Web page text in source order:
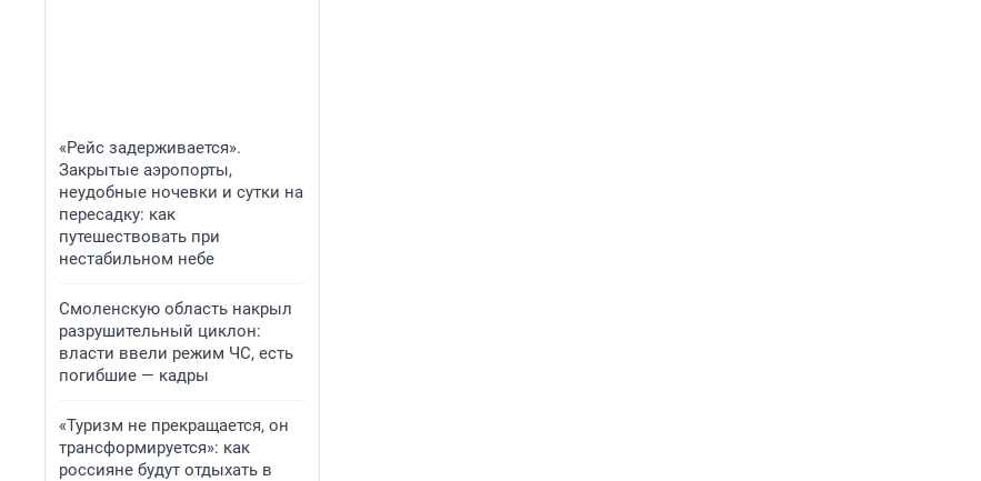
«Рейс задерживается».
Закрытые аэропорты,
неудобные ночевки и сутки на
пересадку: как
путешествовать при
нестабильном небе
Смоленскую область накрыл
разрушительный циклон:
власти ввели режим ЧС, есть
погибшие — кадры
«Туризм не прекращается, он
трансформируется»: как
россияне будут отдыхать в